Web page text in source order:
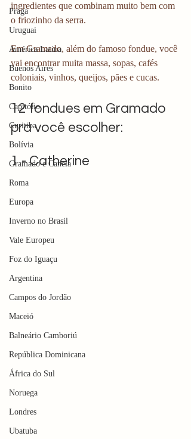
Praga
Uruguai
América Latina
Buenos Aires
Bonito
Capitólio
Curitiba
Bolívia
Gramado e Canela
Roma
Europa
Inverno no Brasil
Vale Europeu
Foz do Iguaçu
Argentina
Campos do Jordão
Maceió
Balneário Camboriú
República Dominicana
África do Sul
Noruega
Londres
Ubatuba
ingredientes que combinam muito bem com
o friozinho da serra.
Em Gramado, além do famoso fondue, você
vai encontrar muita massa, sopas, cafés
coloniais, vinhos, queijos, pães e cucas.
12 fondues em Gramado
pra você escolher:
1 - Catherine